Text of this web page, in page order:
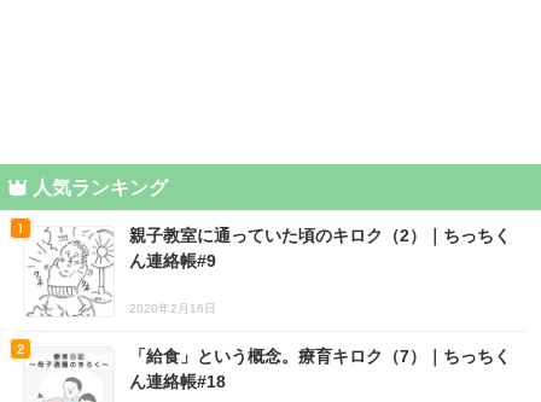
人気ランキング
親子教室に通っていた頃のキロク（2）｜ちっちく
ん連絡帳#9
2020年2月16日
「給食」という概念。療育キロク（7）｜ちっちく
ん連絡帳#18